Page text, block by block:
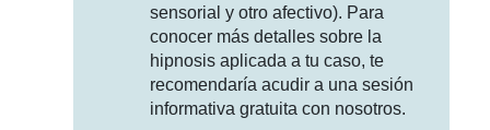
sensorial y otro afectivo). Para
conocer más detalles sobre la
hipnosis aplicada a tu caso, te
recomendaría acudir a una sesión
informativa gratuita con nosotros.